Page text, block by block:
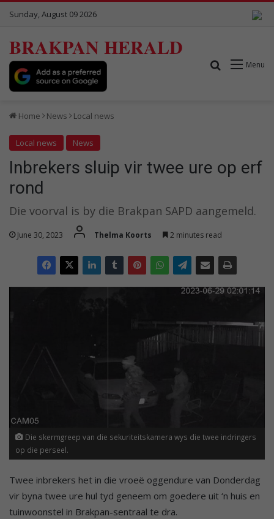
Sunday, August 09 2026
BRAKPAN HERALD
Menu
Search for
Home News Local news
Local news News
Inbrekers sluip vir twee ure op erf
rond
Die voorval is by die Brakpan SAPD aangemeld.
June 30, 2023 Thelma Koorts 2 minutes read
Die skermgreep van die sekuriteitskamera wys die twee indringers
op die perseel.
Twee inbrekers het in die vroeë oggendure van Donderdag
vir byna twee ure hul tyd geneem om goedere uit ‘n huis en
tuinwoonstel in Brakpan-sentraal te dra.